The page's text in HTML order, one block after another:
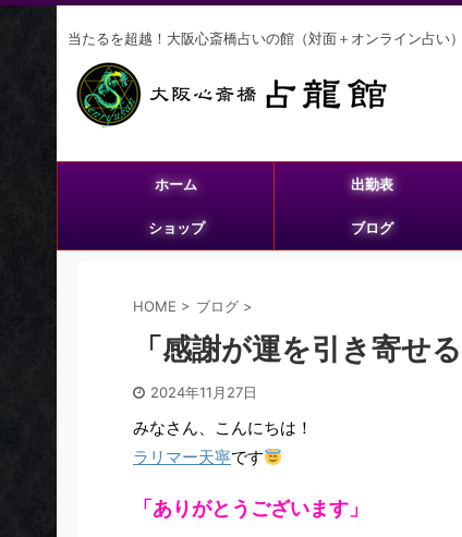
当たるを超越！大阪心斎橋占いの館（対面＋オンライン占い）
ホーム 出勤表
ショップ ブログ
HOME > ブログ >
「感謝が運を引き寄せる
2024年11月27日
みなさん、こんにちは！
ラリマー天寧です
「ありがとうございます」